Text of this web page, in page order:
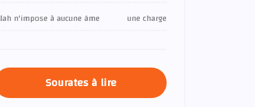
n'impose à aucune âme
une charge
Sourates à lire